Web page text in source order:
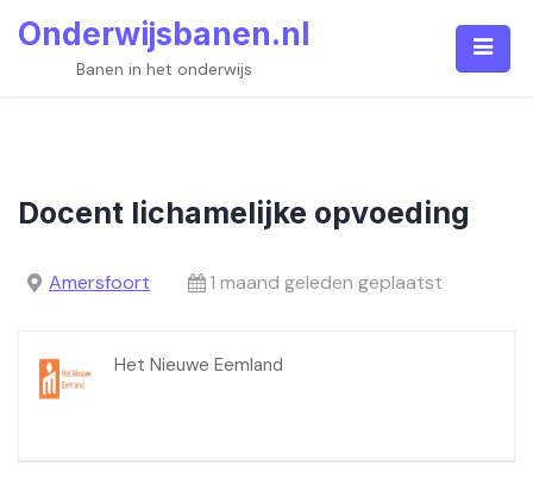
Onderwijsbanen.nl
Banen in het onderwijs
Docent lichamelijke opvoeding
Amersfoort 1 maand geleden geplaatst
Het Nieuwe Eemland